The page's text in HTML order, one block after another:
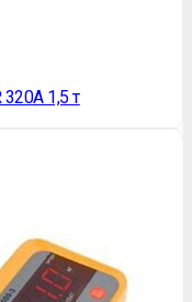
1,5 т